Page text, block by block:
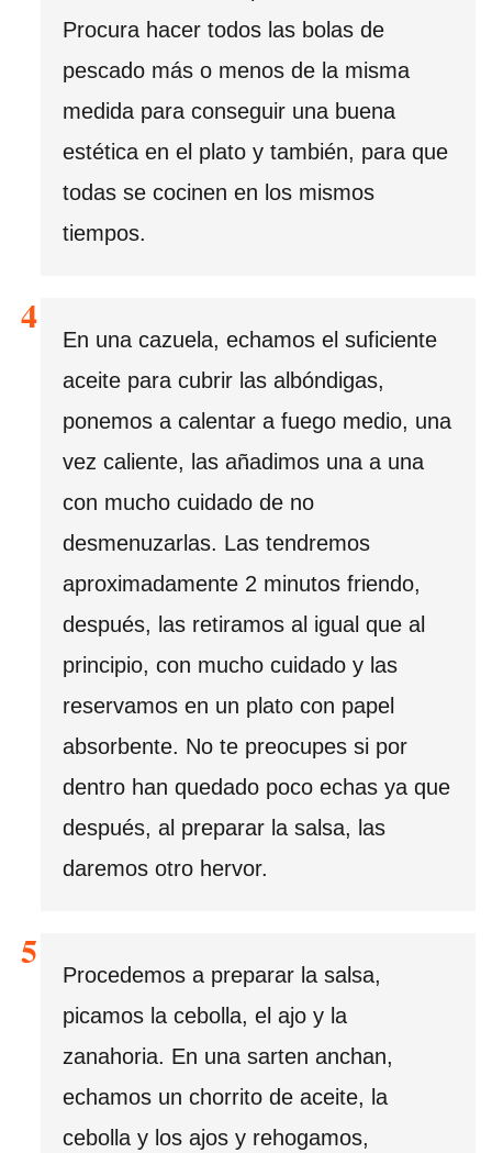
Procura hacer todos las bolas de
pescado más o menos de la misma
medida para conseguir una buena
estética en el plato y también, para que
todas se cocinen en los mismos
tiempos.
En una cazuela, echamos el suficiente
aceite para cubrir las albóndigas,
ponemos a calentar a fuego medio, una
vez caliente, las añadimos una a una
con mucho cuidado de no
desmenuzarlas. Las tendremos
aproximadamente 2 minutos friendo,
después, las retiramos al igual que al
principio, con mucho cuidado y las
reservamos en un plato con papel
absorbente. No te preocupes si por
dentro han quedado poco echas ya que
después, al preparar la salsa, las
daremos otro hervor.
Procedemos a preparar la salsa,
picamos la cebolla, el ajo y la
zanahoria. En una sarten anchan,
echamos un chorrito de aceite, la
cebolla y los ajos y rehogamos,